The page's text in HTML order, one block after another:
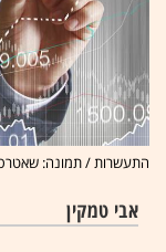
התעשרות / תמונה:
אבי טמקין